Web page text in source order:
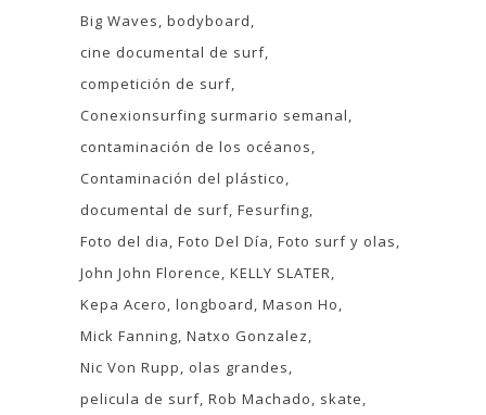
Big Waves bodyboard
cine documental de surf
competición de surf
Conexionsurfing surmario semanal
contaminación de los océanos
Contaminación del plástico
documental de surf Fesurfing
Foto del dia Foto Del Día Foto surf y olas
John John Florence KELLY SLATER
Kepa Acero longboard Mason Ho
Mick Fanning Natxo Gonzalez
Nic Von Rupp
olas grandes
pelicula de surf Rob Machado
skate